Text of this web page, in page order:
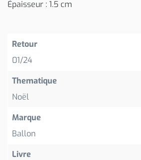
Épaisseur : 1.5 cm
Retour
01/24
Thematique
Noël
Marque
Ballon
Livre